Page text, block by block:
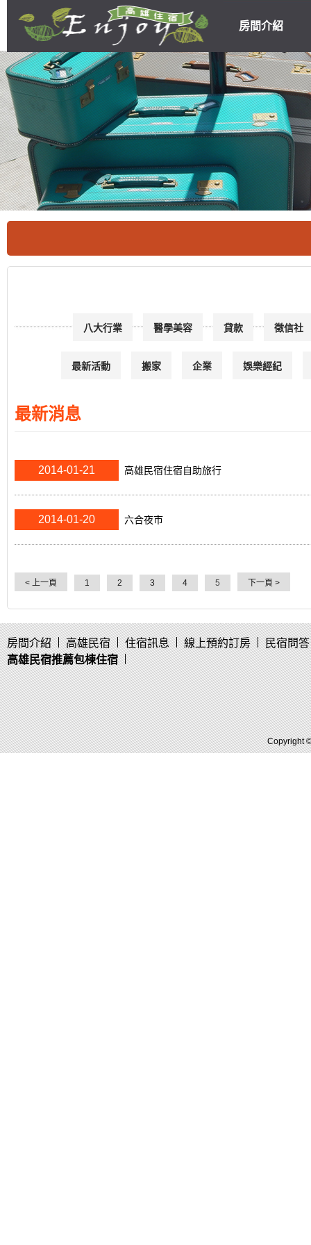
房間介紹
高雄民宿住宿
優惠
徵信社
貸款
醫學美容
八大行業
娛樂經紀
企業
搬家
最新活動
最新消息
2014-01-21 高雄民宿住宿自助旅行
2014-01-20 六合夜市
< 上一頁 1 2 3 4 5 下一頁 >
房間介紹 高雄民宿 住宿訊息 線上預約訂房
民宿問答
高雄民宿推薦包棟住宿
Copyright